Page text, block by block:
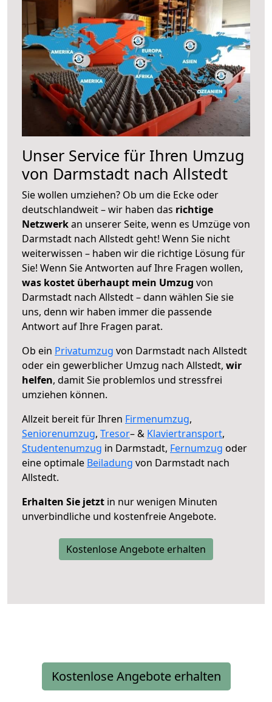
Unser Service für Ihren Umzug
von Darmstadt nach Allstedt
Sie wollen umziehen? Ob um die Ecke oder
deutschlandweit – wir haben das richtige
Netzwerkan unserer Seite, wenn es Umzüge von
Darmstadt nach Allstedt geht! Wenn Sie nicht
weiterwissen – haben wir die richtige Lösung für
Sie! Wenn Sie Antworten auf Ihre Fragen wollen,
was kostet überhaupt mein Umzug von
Darmstadt nach Allstedt – dann wählen Sie sie
uns, denn wir haben immer die passende
Antwort auf Ihre Fragen parat.
Ob ein Privatumzug von Darmstadt nach Allstedt
oder ein gewerblicher Umzug nach Allstedt, wir
helfen, damit Sie problemlos und stressfrei
umziehen können.
Allzeit bereit für Ihren Firmenumzug,
Seniorenumzug, Tresor– & Klaviertransport,
Studentenumzug in Darmstadt, Fernumzug oder
eine optimale Beiladung von Darmstadt nach
Allstedt.
Erhalten Sie jetzt in nur wenigen Minuten
unverbindliche und kostenfreie Angebote.
Kostenlose Angebote erhalten
Kostenlose Angebote erhalten